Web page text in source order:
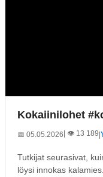
Kokaiinilohet
📅 05.05.2026 | 👁️ 13 189|
Tutkijat seurasivat,
löysi innokas